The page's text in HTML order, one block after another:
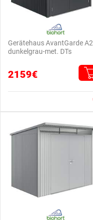
Gerätehaus AvantGarde A2
dunkelgrau-met. DTs
2159€